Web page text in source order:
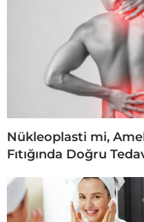
Nükleoplasti mi,
Fıtığında Doğru